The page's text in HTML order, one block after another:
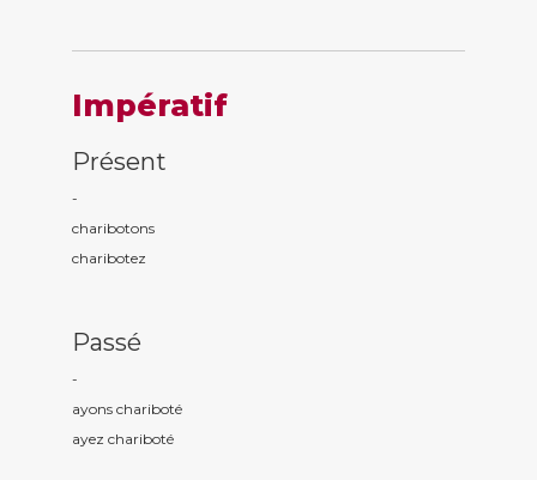
Impératif
Présent
-
charibotons
charibotez
Passé
-
ayons chariboté
ayez chariboté